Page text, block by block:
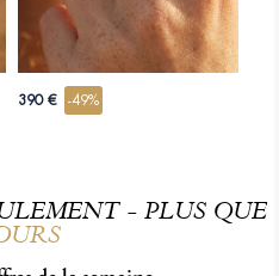
390 € -49%
- PLUS QUE